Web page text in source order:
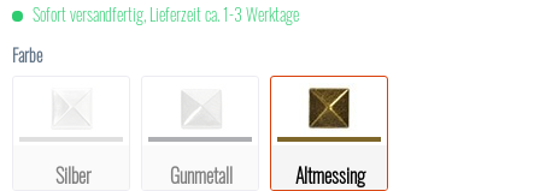
Sofort versandfertig, Lieferzeit ca. 1-3 Werktage
Farbe
Silber Gunmetall Altmessing